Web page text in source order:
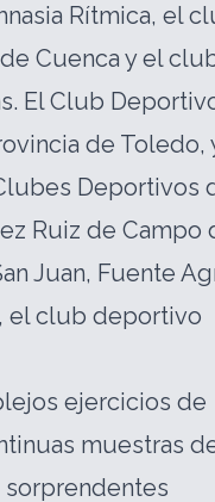
Rítmica, el
Cuenca y el
El Club
de Toledo,
Deportivos
Ruiz de Campo
Juan, Fuente
el club deportivo
ejercicios de
muestras
sorprendentes